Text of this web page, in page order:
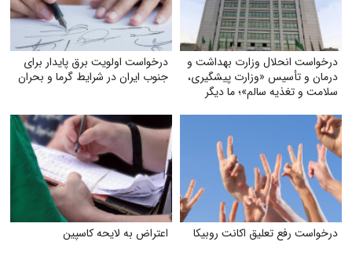
درخواست انحلال وزارت بهداشت و
درمان و تأسیس «وزارت پیشگیری،
سلامت و تغذیه سالم»؛ ما دیگر
باشیم!
درخواست اولویت برق پایدار برای
جنوب ایران در شرایط گرما و بحران
درخواست رفع تعلیق اکانت روبیکا اعتراض به لایحه کاسپین